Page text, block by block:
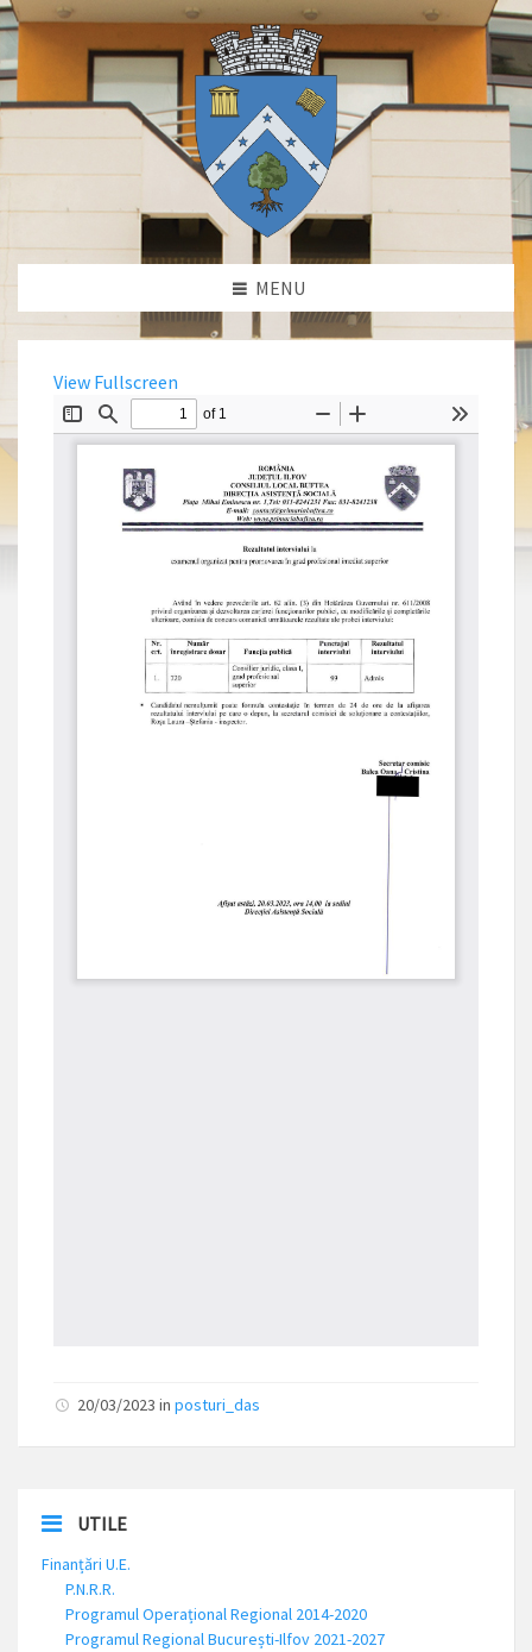
MENU
View Fullscreen
20/03/2023 in posturi_das
UTILE
Finanțări U.E.
P.N.R.R.
Programul Operațional Regional 2014-2020
Programul Regional București-Ilfov 2021-2027